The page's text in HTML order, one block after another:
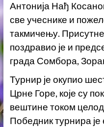
Антонија Нађ
све учеснике и
такмичењу.
поздравио је и
града Сомбора,
Турнир је окупио
Црне Горе, које су
вештине током
Победник турнира је